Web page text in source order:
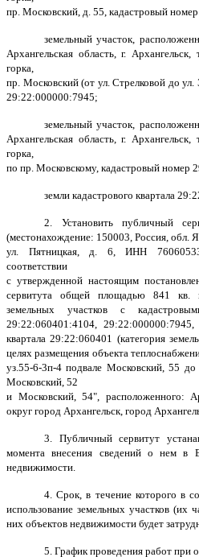
пр. Московский, д. 55, кадастровый
земельный участок,
Архангельская область, г.
горка,
пр. Московский (от ул. Стрелковой до
29:22:000000:7945;
земельный участок,
Архангельская область, г.
горка,
по пр. Московскому, кадастровый номер
земли кадастрового квартала
2. Установить публичный
(местонахождение: 150003, Россия, обл.
ул. Пятницкая, д. 6, ИНН
соответствии
с утвержденной настоящим
сервитута общей площадью 841 кв.
земельных участков с
29:22:060401:4104, 29:22:000000:7945,
квартала 29:22:060401 (категория
целях размещения объекта
уз.55-6-3п-4 подвале Московский, 55
Московский, 52
и Московский, 54", расположенного:
округ город Архангельск, город
3. Публичный сервитут
момента внесения сведений о нем в
недвижимости.
4. Срок, в течение которого в
использование земельных участков (их
них объектов недвижимости будет
5. График проведения работ при